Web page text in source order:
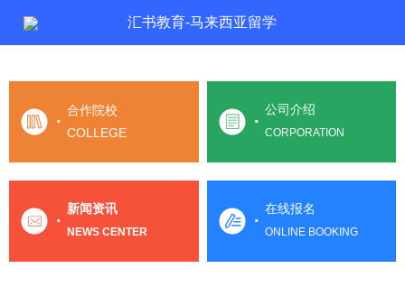
汇书教育-马来西亚留学
·
合作院校
COLLEGE
·
公司介绍
CORPORATION
·
新闻资讯
NEWS CENTER
·
在线报名
ONLINE BOOKING